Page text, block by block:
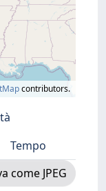
contributors.
Tempo
come JPEG